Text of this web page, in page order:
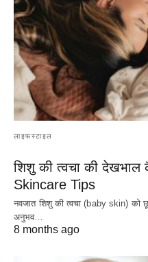
लाइफस्टाइल
शिशु की त्वचा की
Skincare Tips
नवजात शिशु की त्वचा (baby skin)
अनुभव…
8 months ago